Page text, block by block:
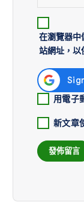
在瀏覽器中
站網址，以
用電子
新文章